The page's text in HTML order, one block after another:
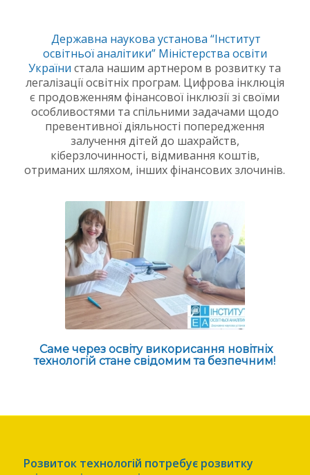
Державна наукова установа “Інститут
освітньої аналітики” Міністерства освіти
України стала нашим артнером в розвитку та
легалізації освітніх програм. Цифрова інклюція
є продовженням фінансової інклюзії зі своїми
особливостями та спільними задачами щодо
превентивної діяльності попередження
залучення дітей до шахрайств,
кіберзлочинності, відмивання коштів,
отриманих шляхом, інших фінансових злочинів.
Саме через освіту викорисання новітніх
технологій стане свідомим та безпечним!
Розвиток технологій потребує розвитку